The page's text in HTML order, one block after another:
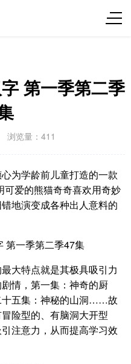
第一季第二季
浏览量：411
为学龄前儿童打造的一款
爱的熊猫奇奇喜欢用奇妙
地演变成各种出人意料的
大特点就是其极具吸引力
情，第一集：神奇的厨
十五集：神秘的山洞……故
险型的、有脑洞大开型
注意力，从而提高学习效